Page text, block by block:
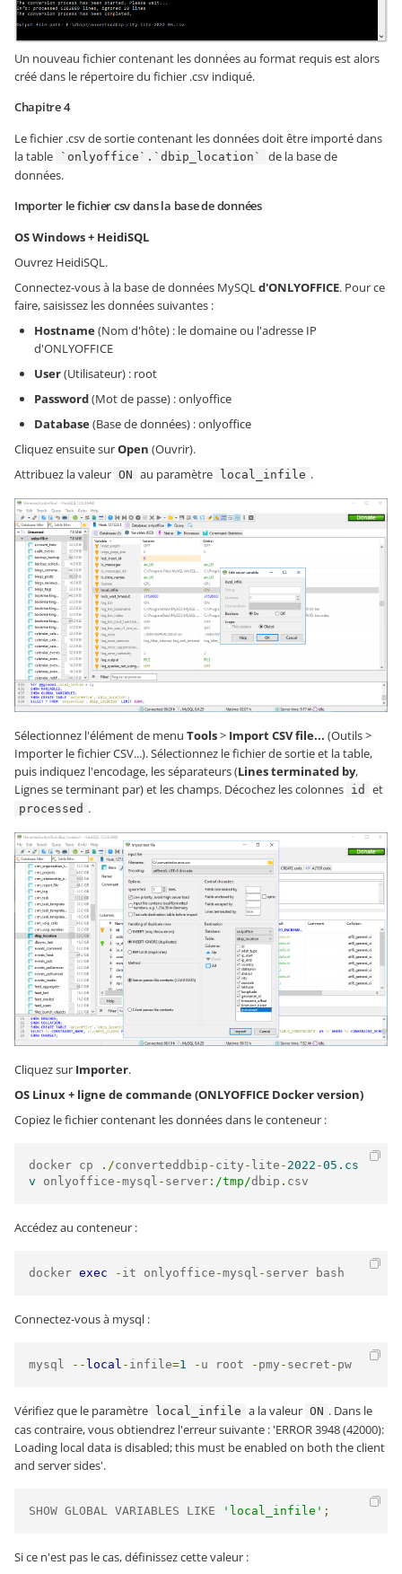
Un nouveau fichier contenant les données au format requis est alors
créé dans le répertoire du fichier .csv indiqué.
Chapitre 4
Le fichier .csv de sortie contenant les données doit être importé dans
la table
`onlyoffice`.`dbip_location`
de la base de
données.
Importer le fichier csv dans la base de données
OS Windows + HeidiSQL
Ouvrez HeidiSQL.
Connectez-vous à la base de données MySQLd'ONLYOFFICE. Pour ce
faire, saisissez les données suivantes :
Hostname(Nom d'hôte) : le domaine ou l'adresse IP
d'ONLYOFFICE
User(Utilisateur) : root
Password(Mot de passe) : onlyoffice
Database(Base de données) : onlyoffice
Cliquez ensuite surOpen (Ouvrir).
Attribuez la valeur ON au paramètre local_infile .
Sélectionnez l'élément de menu Tools> Import CSV file... (Outils >
Importer le fichier CSV...). Sélectionnez le fichier de sortie et la table,
puis indiquez l'encodage, les séparateurs (Lines terminated by,
Lignes se terminant par) et les champs. Décochez les colonnes id et
processed .
Cliquez sur Importer.
OS Linux + ligne de commande (ONLYOFFICE Docker version)
Copiez le fichier contenant les données dans le conteneur :
docker cp ./converteddbip - city - lite - 2022 -05.cs
v onlyoffice -mysql - server : /tmp/dbip . csv
Accédez au conteneur :
docker exec - it onlyoffice -mysql - server bash
Connectez-vous à mysql :
mysql -- local - infile=1 - u root - pmy - secret - pw
Vérifiez que le paramètre local_infile a la valeur ON . Dans le
cas contraire, vous obtiendrez l'erreur suivante : 'ERROR 3948 (42000):
Loading local data is disabled; this must be enabled on both the client
and server sides'.
SHOW GLOBAL VARIABLES LIKE 'local_infile' ;
Si ce n'est pas le cas, définissez cette valeur :